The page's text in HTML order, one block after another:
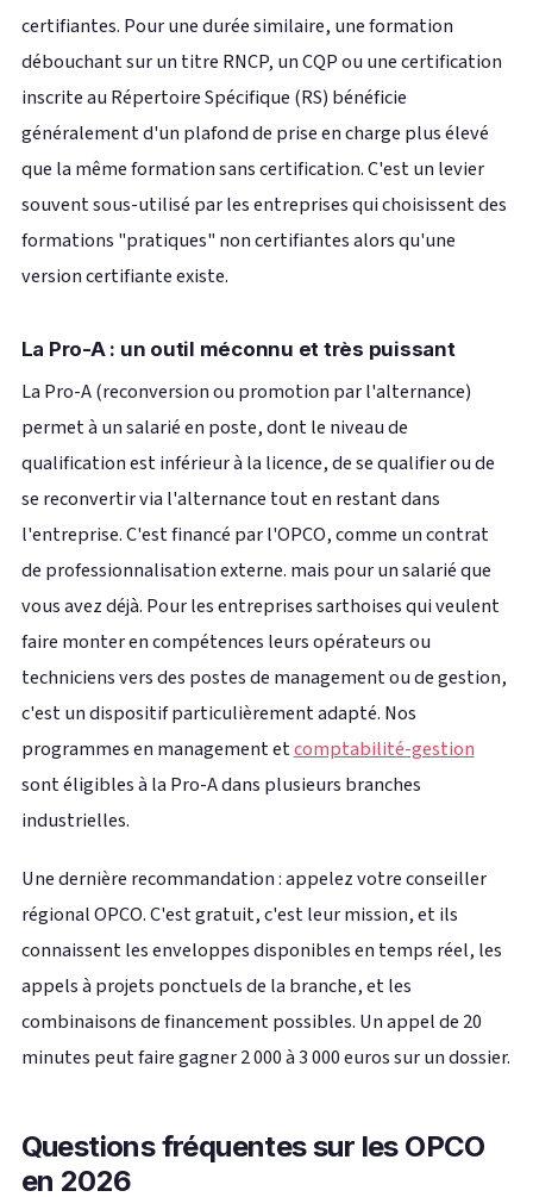
certifiantes. Pour une durée similaire, une formation
débouchant sur un titre RNCP, un CQP ou une certification
inscrite au Répertoire Spécifique (RS) bénéficie
généralement d'un plafond de prise en charge plus élevé
que la même formation sans certification. C'est un levier
souvent sous-utilisé par les entreprises qui choisissent des
formations "pratiques" non certifiantes alors qu'une
version certifiante existe.
La Pro-A : un outil méconnu et très puissant
La Pro-A (reconversion ou promotion par l'alternance)
permet à un salarié en poste, dont le niveau de
qualification est inférieur à la licence, de se qualifier ou de
se reconvertir via l'alternance tout en restant dans
l'entreprise. C'est financé par l'OPCO, comme un contrat
de professionnalisation externe. mais pour un salarié que
vous avez déjà. Pour les entreprises sarthoises qui veulent
faire monter en compétences leurs opérateurs ou
techniciens vers des postes de management ou de gestion,
c'est un dispositif particulièrement adapté. Nos
programmes en management etcomptabilité-gestion
sont éligibles à la Pro-A dans plusieurs branches
industrielles.
Une dernière recommandation : appelez votre conseiller
régional OPCO. C'est gratuit, c'est leur mission, et ils
connaissent les enveloppes disponibles en temps réel, les
appels à projets ponctuels de la branche, et les
combinaisons de financement possibles. Un appel de 20
minutes peut faire gagner 2 000 à 3 000 euros sur un dossier.
Questions fréquentes sur les OPCO
en 2026